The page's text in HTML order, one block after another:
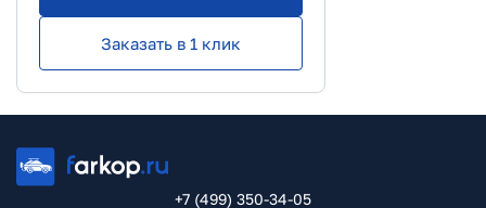
Заказать в 1 клик
+7 (499) 350-34-05